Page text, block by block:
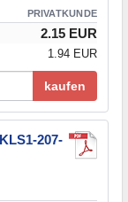
PRIVATKUNDE
2.15 EUR
1.94 EUR
kaufen
207-